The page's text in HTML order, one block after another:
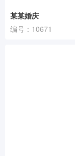
某某婚庆
编号：10671